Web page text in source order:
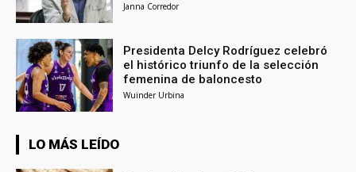
Janna Corredor
Presidenta Delcy Rodríguez celebró
el histórico triunfo de la selección
femenina de baloncesto
Wuinder Urbina
LO MÁS LEÍDO